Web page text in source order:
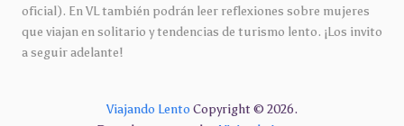
oficial). En VL también podrán leer reflexiones sobre mujeres
que viajan en solitario y tendencias de turismo lento. ¡Los invito
a seguir adelante!
Viajando Lento Copyright © 2026.